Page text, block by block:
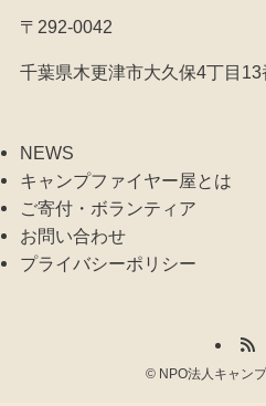
〒292-0042
千葉県木更津市大久保4丁目13
NEWS
キャンプファイヤー屋とは
ご寄付・ボランティア
お問い合わせ
プライバシーポリシー
©NPO法人キャン